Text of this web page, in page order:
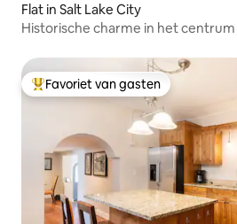
Flat in Salt Lake City
Historische charme in het
Topfavoriet van gasten
Favoriet van gasten